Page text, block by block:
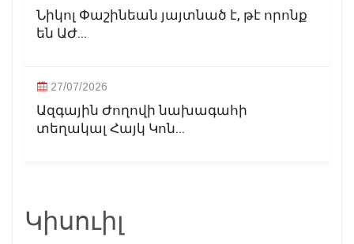
Նիկոլ Փաշինեան յայտնած է, թէ որոնք
են ԱԺ...
27/07/2026
Ազգային Ժողովի նախագահի
տեղակալ Հայկ Կոն...
Կիսուիլ